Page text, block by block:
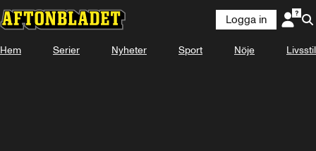
KOMMER
Se snart på Plus Video
Logga in
Hem Serier Nyheter Sport Nöje Livsstil